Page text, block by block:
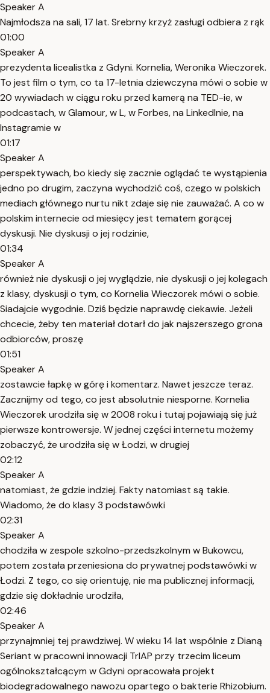
Speaker A
Najmłodsza na sali, 17 lat. Srebrny krzyż zasługi odbiera z rąk
01:00
Speaker A
prezydenta licealistka z Gdyni. Kornelia, Weronika Wieczorek.
To jest film o tym, co ta 17-letnia dziewczyna mówi o sobie w
20 wywiadach w ciągu roku przed kamerą na TED-ie, w
podcastach, w Glamour, w L, w Forbes, na LinkedInie, na
Instagramie w
01:17
Speaker A
perspektywach, bo kiedy się zacznie oglądać te wystąpienia
jedno po drugim, zaczyna wychodzić coś, czego w polskich
mediach głównego nurtu nikt zdaje się nie zauważać. A co w
polskim internecie od miesięcy jest tematem gorącej
dyskusji. Nie dyskusji o jej rodzinie,
01:34
Speaker A
również nie dyskusji o jej wyglądzie, nie dyskusji o jej kolegach
z klasy, dyskusji o tym, co Kornelia Wieczorek mówi o sobie.
Siadajcie wygodnie. Dziś będzie naprawdę ciekawie. Jeżeli
chcecie, żeby ten materiał dotarł do jak najszerszego grona
odbiorców, proszę
01:51
Speaker A
zostawcie łapkę w górę i komentarz. Nawet jeszcze teraz.
Zacznijmy od tego, co jest absolutnie niesporne. Kornelia
Wieczorek urodziła się w 2008 roku i tutaj pojawiają się już
pierwsze kontrowersje. W jednej części internetu możemy
zobaczyć, że urodziła się w Łodzi, w drugiej
02:12
Speaker A
natomiast, że gdzie indziej. Fakty natomiast są takie.
Wiadomo, że do klasy 3 podstawówki
02:31
Speaker A
chodziła w zespole szkolno-przedszkolnym w Bukowcu,
potem została przeniesiona do prywatnej podstawówki w
Łodzi. Z tego, co się orientuję, nie ma publicznej informacji,
gdzie się dokładnie urodziła,
02:46
Speaker A
przynajmniej tej prawdziwej. W wieku 14 lat wspólnie z Dianą
Seriant w pracowni innowacji TrlAP przy trzecim liceum
ogólnokształcącym w Gdyni opracowała projekt
biodegradowalnego nawozu opartego o bakterie Rhizobium.